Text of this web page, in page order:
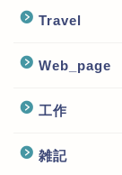
Travel
Web_page
工作
雑記